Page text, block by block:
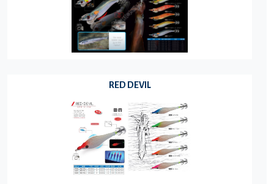
RED DEVIL